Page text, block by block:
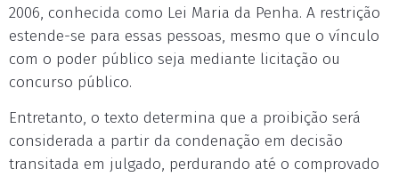
2006, conhecida como Lei Maria da Penha. A restrição
estende-se para essas pessoas, mesmo que o vínculo
com o poder público seja mediante licitação ou
concurso público.
Entretanto, o texto determina que a proibição será
considerada a partir da condenação em decisão
transitada em julgado, perdurando até o comprovado